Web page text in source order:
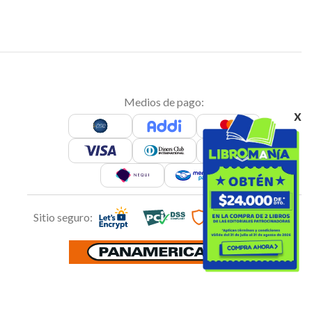
x
Medios de pago:
Sitio seguro: